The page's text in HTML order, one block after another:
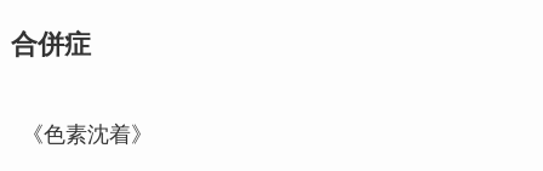
合併症
《色素沈着》